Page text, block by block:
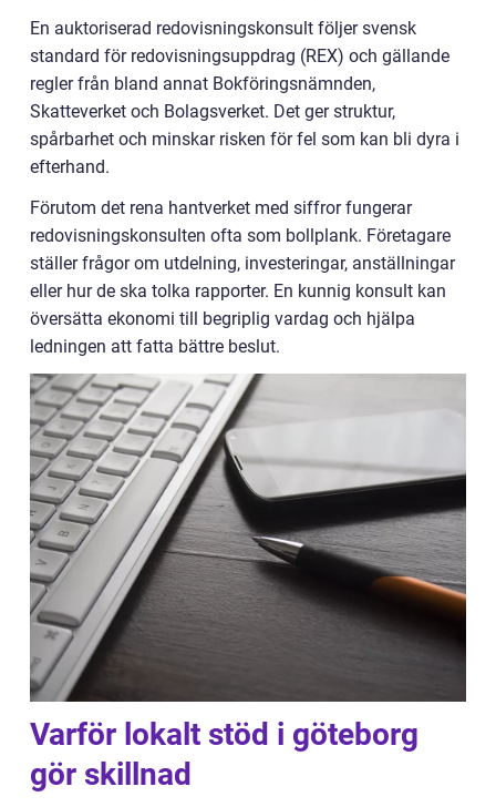
En auktoriserad redovisningskonsult följer svensk
standard för redovisningsuppdrag (REX) och gällande
regler från bland annat Bokföringsnämnden,
Skatteverket och Bolagsverket. Det ger struktur,
spårbarhet och minskar risken för fel som kan bli dyra i
efterhand.
Förutom det rena hantverket med siffror fungerar
redovisningskonsulten ofta som bollplank. Företagare
ställer frågor om utdelning, investeringar, anställningar
eller hur de ska tolka rapporter. En kunnig konsult kan
översätta ekonomi till begriplig vardag och hjälpa
ledningen att fatta bättre beslut.
Varför lokalt stöd i göteborg
gör skillnad